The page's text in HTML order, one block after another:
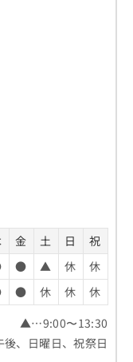
金 土 日
祝
● ▲ 休
休
● 休 休
休
▲…9:00〜13:30
、日曜日、祝祭日